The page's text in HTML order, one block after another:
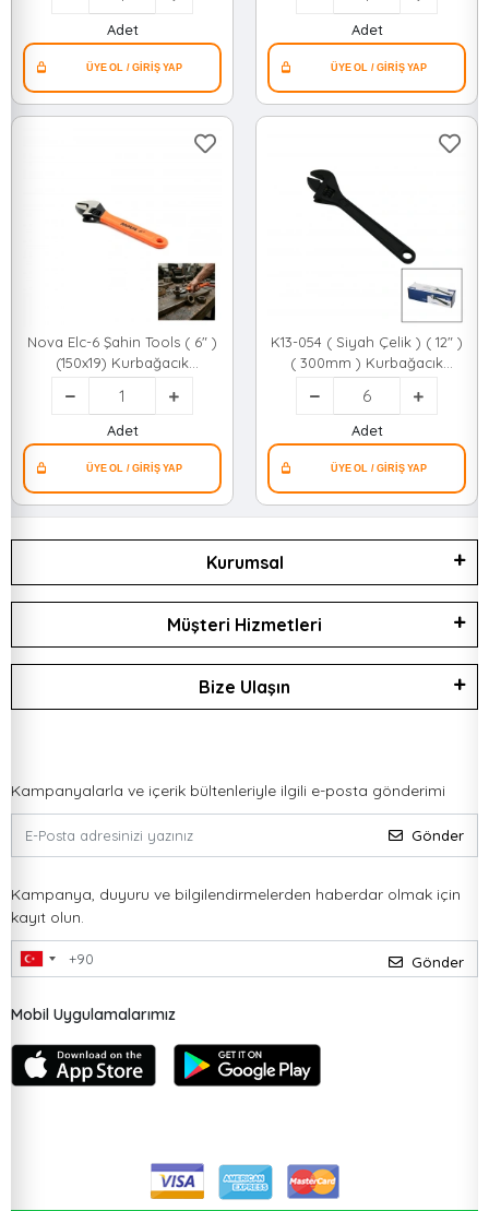
Adet Adet
Nova Elc-6 Şahin Tools ( 6" )
(150x19) Kurbağacık
Anahtar*120
Adet
K13-054 ( Siyah Çelik ) ( 12" )
( 300mm ) Kurbağacık
Anahtar ( Chrome Vanadium
)*6x8
Adet
Kurumsal
Müşteri Hizmetleri
Bize Ulaşın
Kampanyalarla ve içerik bültenleriyle ilgili e-posta gönderimi
Gönder
Kampanya, duyuru ve bilgilendirmelerden haberdar olmak için
kayıt olun.
Gönder
Mobil Uygulamalarımız